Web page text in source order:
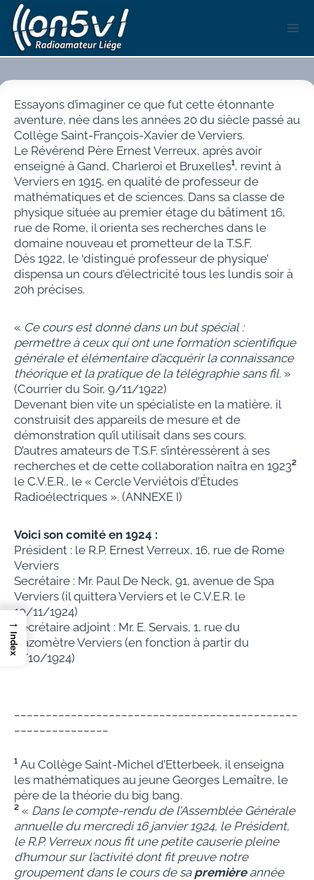
Aller
au
contenu
Essayons d’imaginer ce que fut cette étonnante
aventure, née dans les années 20 du siècle passé au
Collège Saint-François-Xavier de Verviers.
Le Révérend Père Ernest Verreux, après avoir
enseigné à Gand, Charleroi et Bruxelles¹, revint à
Verviers en 1915, en qualité de professeur de
mathématiques et de sciences. Dans sa classe de
physique située au premier étage du bâtiment 16,
rue de Rome, il orienta ses recherches dans le
domaine nouveau et prometteur de la T.S.F.
Dès 1922, le ‘distingué professeur de physique’
dispensa un cours d’électricité tous les lundis soir à
20h précises.
« Ce cours est donné dans un but spécial :
permettre à ceux qui ont une formation scientifique
générale et élémentaire d’acquérir la connaissance
théorique et la pratique de la télégraphie sans fil.»
(Courrier du Soir, 9/11/1922)
Devenant bien vite un spécialiste en la matière, il
construisit des appareils de mesure et de
démonstration qu’il utilisait dans ses cours.
D’autres amateurs de T.S.F. s’intéressèrent à ses
recherches et de cette collaboration naîtra en 1923²
le C.V.E.R., le « Cercle Verviétois d’Études
Radioélectriques ». (ANNEXE I)
Voici son comité en 1924 :
Président : le R.P. Ernest Verreux, 16, rue de Rome
Verviers
Secrétaire : Mr. Paul De Neck, 91, avenue de Spa
Verviers (il quittera Verviers et le C.V.E.R. le
19/11/1924)
Secrétaire adjoint : Mr. E. Servais, 1, rue du
Gazomètre Verviers (en fonction à partir du
9/10/1924)
¹ Au Collège Saint-Michel d’Etterbeek, il enseigna
les mathématiques au jeune Georges Lemaître, le
père de la théorie du big bang.
² « Dans le compte-rendu de l’Assemblée Générale
annuelle du mercredi 16 janvier 1924, le Président,
le R.P. Verreux nous fit une petite causerie pleine
d’humour sur l’activité dont fit preuve notre
groupement dans le cours de sa premièreannée
→
Index